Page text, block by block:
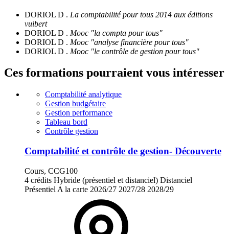
DORIOL D . La comptabilité pour tous 2014 aux éditions
vuibert
DORIOL D . Mooc "la compta pour tous"
DORIOL D . Mooc "analyse financière pour tous"
DORIOL D . Mooc "le contrôle de gestion pour tous"
Ces formations pourraient vous intéresser
Comptabilité analytique
Gestion budgétaire
Gestion performance
Tableau bord
Contrôle gestion
Comptabilité et contrôle de gestion- Découverte
Cours, CCG100
4 crédits Hybride (présentiel et distanciel) Distanciel
Présentiel A la carte 2026/27 2027/28 2028/29